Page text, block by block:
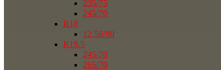
235/75
245/70
R18
12.50/80
R19.5
245/70
265/70